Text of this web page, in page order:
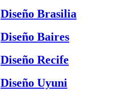
Diseño Brasilia
Diseño Baires
Diseño Recife
Diseño Uyuni